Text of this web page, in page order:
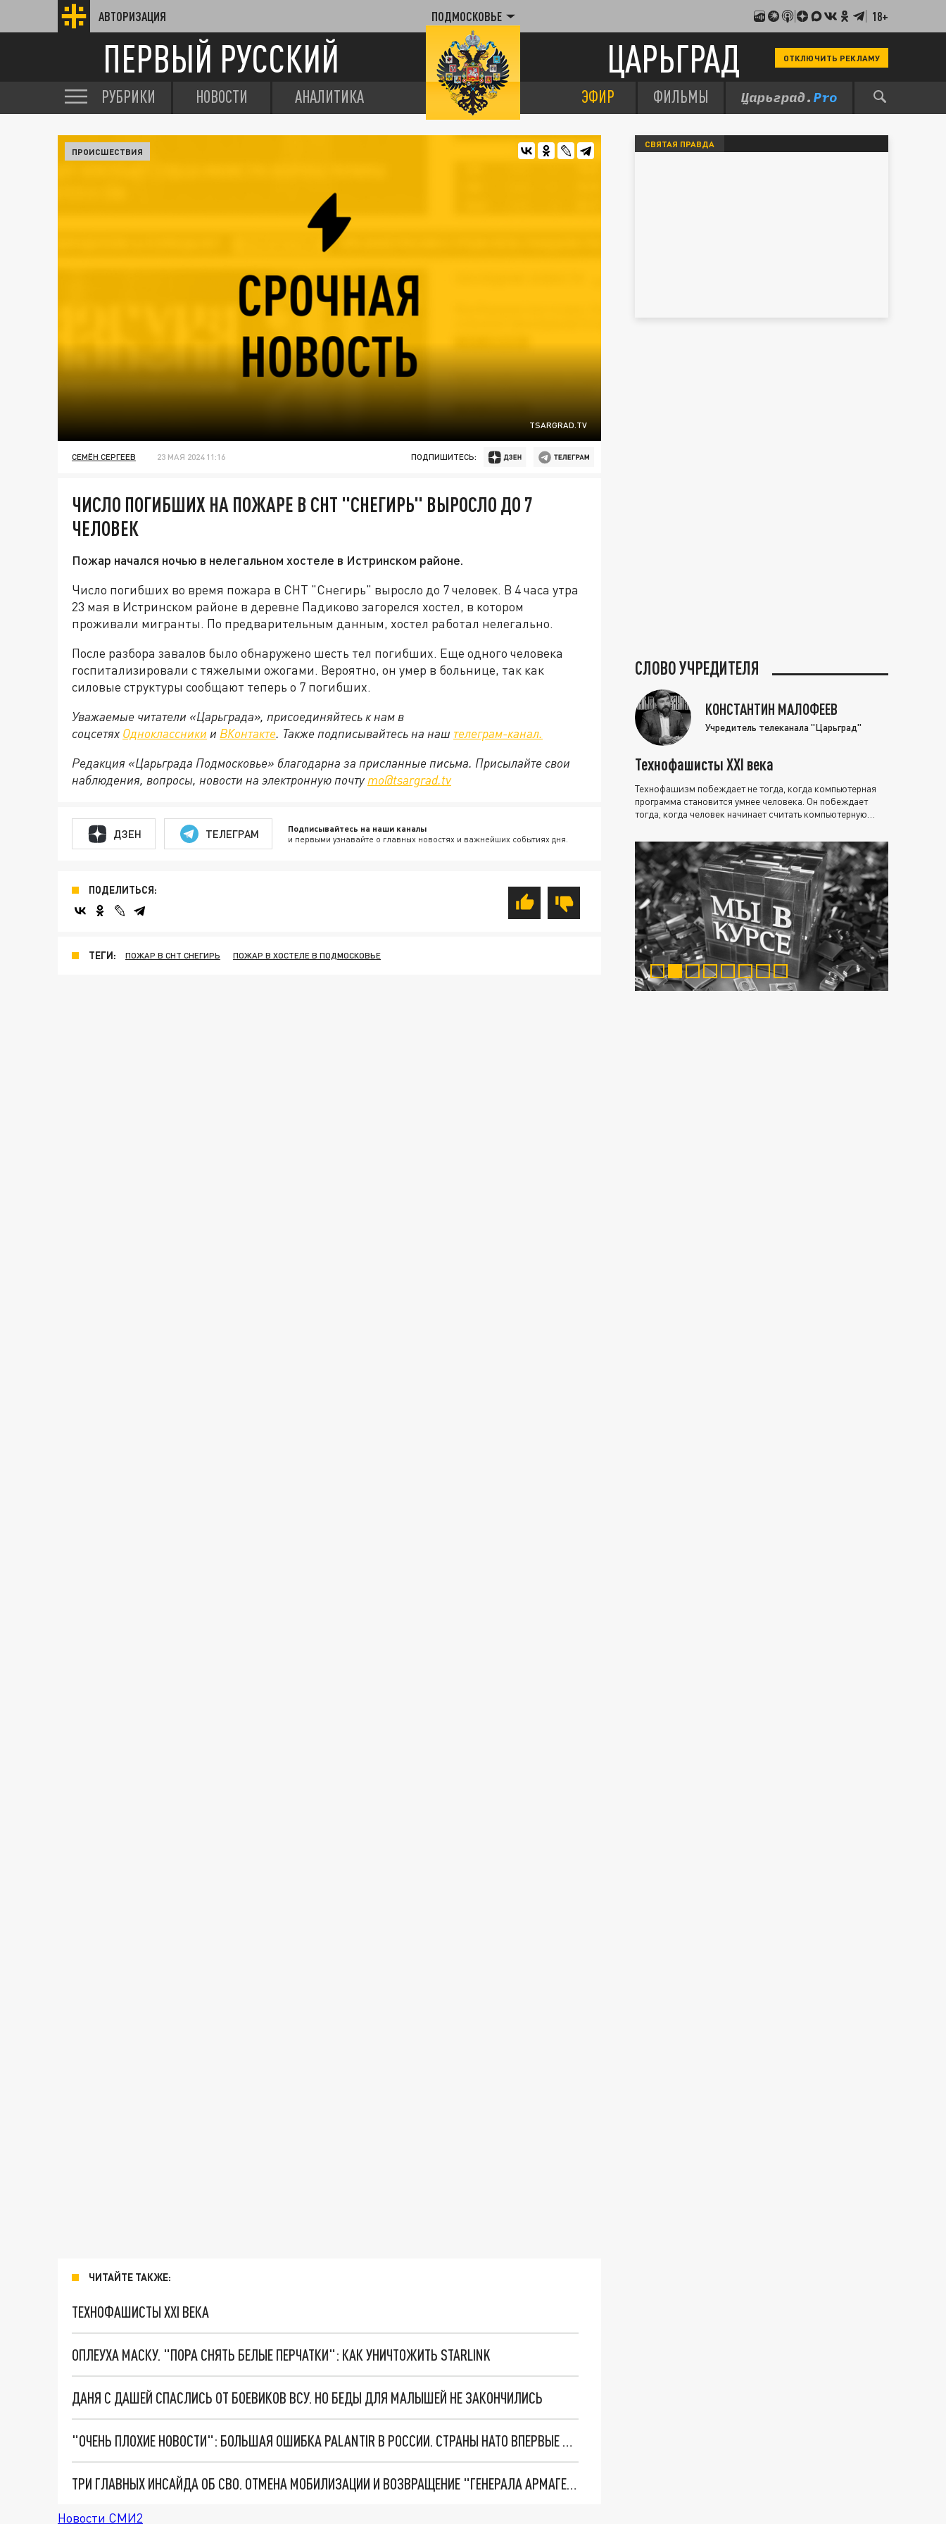
АВТОРИЗАЦИЯ ПОДМОСКОВЬЕ 18+
ПЕРВЫЙ РУССКИЙ ЦАРЬГРАД ОТКЛЮЧИТЬ РЕКЛАМУ
РУБРИКИ НОВОСТИ АНАЛИТИКА ЭФИР ФИЛЬМЫ
TSARGRAD.TV
ПРОИСШЕСТВИЯ
СЕМЁН СЕРГЕЕВ 23 МАЯ 2024 11:16 ПОДПИШИТЕСЬ:
ЧИСЛО ПОГИБШИХ НА ПОЖАРЕ В СНТ "СНЕГИРЬ" ВЫРОСЛО ДО 7
ЧЕЛОВЕК
Пожар начался ночью в нелегальном хостеле в Истринском районе.
Число погибших во время пожара в СНТ "Снегирь" выросло до 7 человек. В 4 часа утра
23 мая в Истринском районе в деревне Падиково загорелся хостел, в котором
проживали мигранты. По предварительным данным, хостел работал нелегально.
После разбора завалов было обнаружено шесть тел погибших. Еще одного человека
госпитализировали с тяжелыми ожогами. Вероятно, он умер в больнице, так как
силовые структуры сообщают теперь о 7 погибших.
Уважаемые читатели «Царьграда», присоединяйтесь к нам в
соцсетях Одноклассники и ВКонтакте. Также подписывайтесь на наш телеграм-канал.
Редакция «Царьграда Подмосковье» благодарна за присланные письма. Присылайте свои
наблюдения, вопросы, новости на электронную почту mo@tsargrad.tv
ДЗЕН ТЕЛЕГРАМ Подписывайтесь на наши каналы
и первыми узнавайте о главных новостях и важнейших событиях дня.
ПОДЕЛИТЬСЯ:
ТЕГИ: ПОЖАР В СНТ СНЕГИРЬ ПОЖАР В ХОСТЕЛЕ В ПОДМОСКОВЬЕ
ЧИТАЙТЕ ТАКЖЕ:
ТЕХНОФАШИСТЫ XXI ВЕКА
ОПЛЕУХА МАСКУ. "ПОРА СНЯТЬ БЕЛЫЕ ПЕРЧАТКИ": КАК УНИЧТОЖИТЬ STARLINK
ДАНЯ С ДАШЕЙ СПАСЛИСЬ ОТ БОЕВИКОВ ВСУ. НО БЕДЫ ДЛЯ МАЛЫШЕЙ НЕ ЗАКОНЧИЛИСЬ
"ОЧЕНЬ ПЛОХИЕ НОВОСТИ": БОЛЬШАЯ ОШИБКА PALANTIR В РОССИИ. СТРАНЫ НАТО ВПЕРВЫЕ ЗА СВО ОСТАНОВИЛИ ПОСТАВКИ ОРУЖИЯ. ВСУ ТЕРЯЮТ ПРИГРАНИЧЬЕ?
ТРИ ГЛАВНЫХ ИНСАЙДА ОБ СВО. ОТМЕНА МОБИЛИЗАЦИИ И ВОЗВРАЩЕНИЕ "ГЕНЕРАЛА АРМАГЕДДОНА"? ОТЛИЧНЫЕ НОВОСТИ, КОТОРЫЕ ЖДАЛИ ВСЕ
Новости СМИ2
СВЯТАЯ ПРАВДА
СЛОВО УЧРЕДИТЕЛЯ
КОНСТАНТИН МАЛОФЕЕВ
Учредитель телеканала "Царьград"
Технофашисты XXI века
Технофашизм побеждает не тогда, когда компьютерная
программа становится умнее человека. Он побеждает
тогда, когда человек начинает считать компьютерную